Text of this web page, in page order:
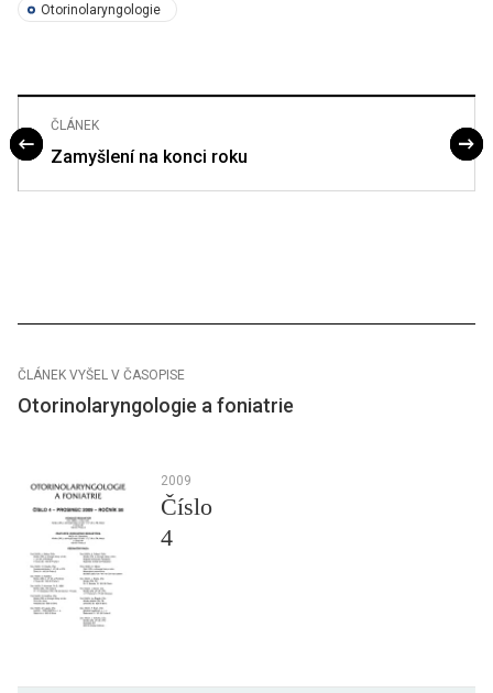
Otorinolaryngologie
ČLÁNEK
Zamyšlení na konci roku
ČLÁNEK VYŠEL V ČASOPISE
Otorinolaryngologie a foniatrie
2009
Číslo
4